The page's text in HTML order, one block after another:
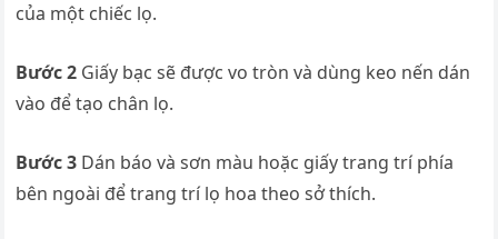
của một chiếc lọ.
Bước 2 Giấy bạc sẽ được vo tròn và dùng keo nến dán
vào để tạo chân lọ.
Bước 3 Dán báo và sơn màu hoặc giấy trang trí phía
bên ngoài để trang trí lọ hoa theo sở thích.